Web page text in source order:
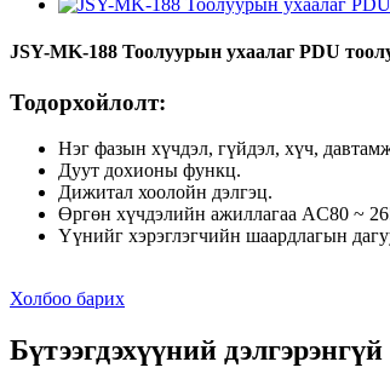
JSY-MK-188 Тоолуурын ухаалаг PDU
Тодорхойлолт:
Нэг фазын хүчдэл, гүйдэл, хүч,
Дуут дохионы функц.
Дижитал хоолойн дэлгэц.
Өргөн хүчдэлийн ажиллагаа AC80 ~
Үүнийг хэрэглэгчийн шаардлагын
Холбоо барих
Бүтээгдэхүүний дэлгэрэнгүй